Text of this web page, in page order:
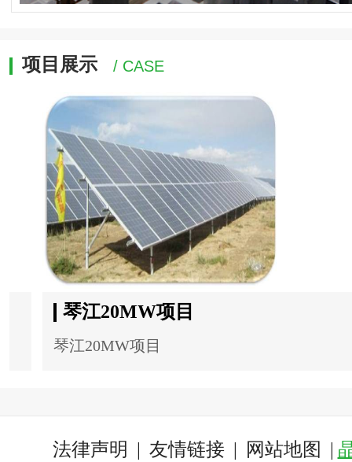
项目展示 / CASE
琴江20MW项目
琴江20MW项目
法律声明 | 友情链接 | 网站地图 |